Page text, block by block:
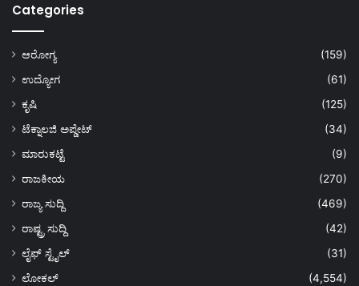
Categories
ಆರೋಗ್ಯ
(159)
ಉದ್ಯೋಗ
(61)
ಕೃಷಿ
(125)
ಟೆಕ್ನಾಲಜಿ ಅಪ್ಡೇಟ್
(34)
ಮಾರುಕಟ್ಟೆ
(9)
ರಾಜಕೀಯ
(270)
ರಾಜ್ಯ ಸುದ್ದಿ
(469)
ರಾಷ್ಟ್ರ ಸುದ್ದಿ
(42)
ಲೈಫ್ ಸ್ಟೈಲ್
(31)
ಲೋಕಲ್
(4,554)